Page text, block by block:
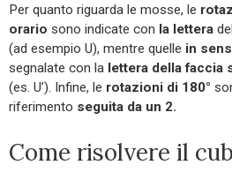
Per quanto riguarda le mosse, le
orario sono indicate con la lettera
(ad esempio U), mentre quelle in
segnalate con la lettera della faccia
(es. U’). Infine, le rotazioni di 180°
riferimento seguita da un 2.
Come risolvere il